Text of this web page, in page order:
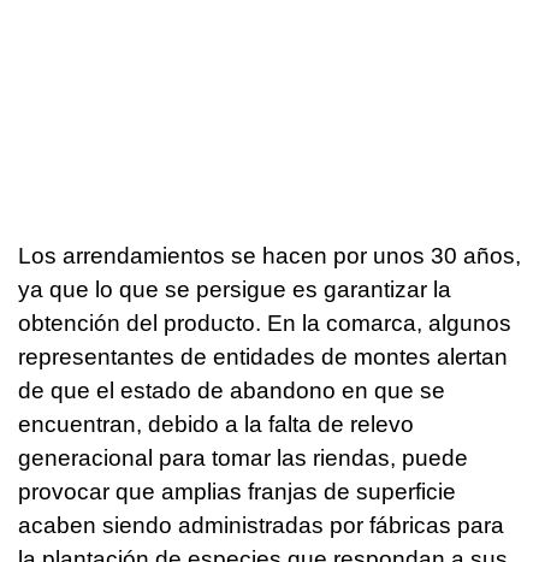
Los arrendamientos se hacen por unos 30 años,
ya que lo que se persigue es garantizar la
obtención del producto. En la comarca, algunos
representantes de entidades de montes alertan
de que el estado de abandono en que se
encuentran, debido a la falta de relevo
generacional para tomar las riendas, puede
provocar que amplias franjas de superficie
acaben siendo administradas por fábricas para